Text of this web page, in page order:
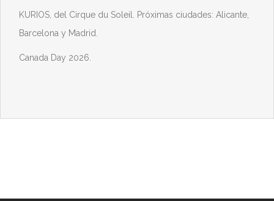
KURIOS, del Cirque du Soleil. Próximas ciudades: Alicante,
Barcelona y Madrid.
Canada Day 2026.